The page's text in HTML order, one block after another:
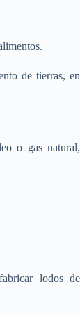
de tierras, en
o gas natural,
lodos de